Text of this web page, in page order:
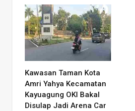
Kawasan Taman Kota
Amri Yahya Kecamatan
Kayuagung OKI Bakal
Disulap Jadi Arena Car